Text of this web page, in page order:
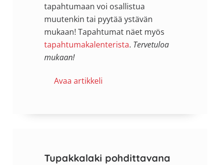
tapahtumaan voi osallistua
muutenkin tai pyytää ystävän
mukaan! Tapahtumat näet myös
tapahtumakalenterista. Tervetuloa
mukaan!
Avaa artikkeli
Tupakkalaki pohdittavana